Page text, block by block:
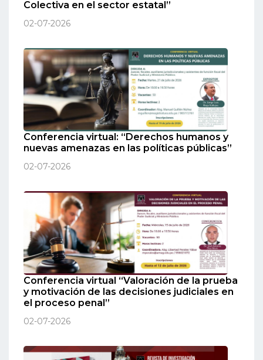
Colectiva en el sector estatal”
02-07-2026
Conferencia virtual: “Derechos humanos y
nuevas amenazas en las políticas públicas”
02-07-2026
Conferencia virtual “Valoración de la prueba
y motivación de las decisiones judiciales en
el proceso penal”
02-07-2026